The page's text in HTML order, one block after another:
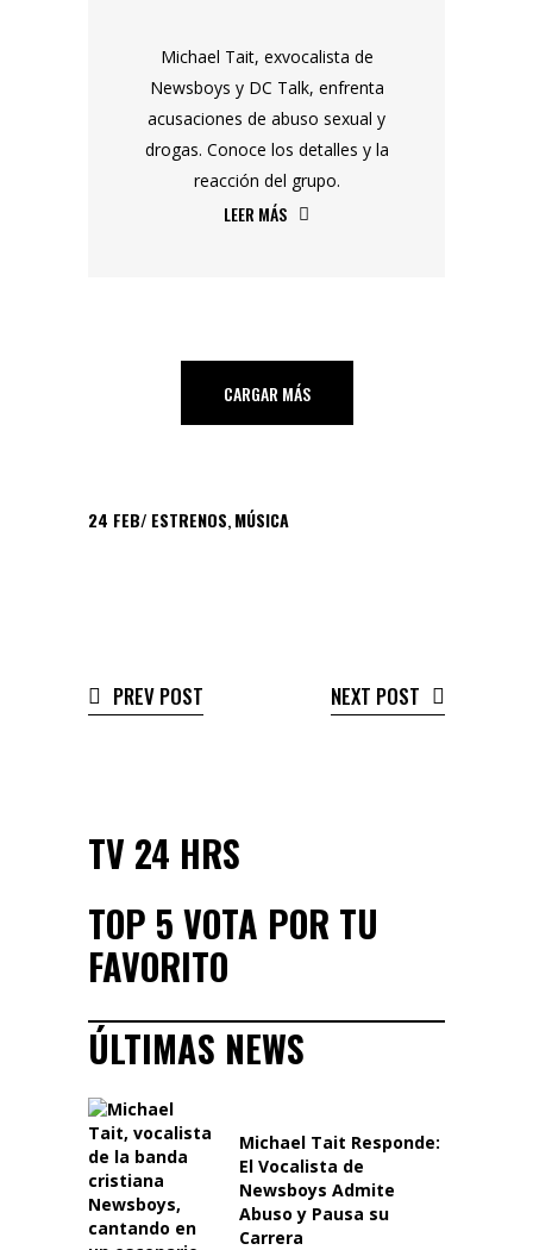
Michael Tait, exvocalista de
Newsboys y DC Talk, enfrenta
acusaciones de abuso sexual y
drogas. Conoce los detalles y la
reacción del grupo.
LEER MÁS
CARGAR MÁS
24 FEB ESTRENOS,MÚSICA
PREV POST NEXT POST
TV 24 HRS
TOP 5 VOTA POR TU
FAVORITO
ÚLTIMAS NEWS
Michael Tait Responde:
El Vocalista de
Newsboys Admite
Abuso y Pausa su
Carrera